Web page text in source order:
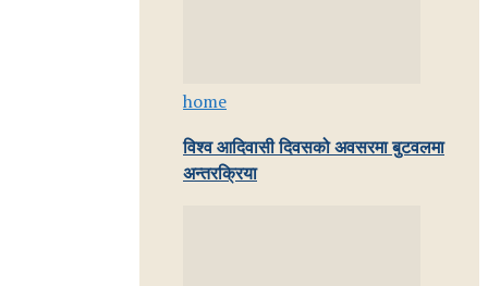
home
विश्व आदिवासी दिवसको अवसरमा बुटवलमा
अन्तरक्रिया